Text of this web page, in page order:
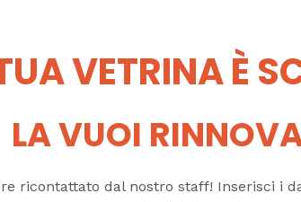
VETRINA È
LA VUOI
ricontattato dal nostro staff! Inserisci i